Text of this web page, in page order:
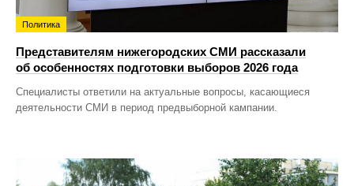
Политика
Представителям нижегородских СМИ рассказали
об особенностях подготовки выборов 2026 года
Специалисты ответили на актуальные вопросы, касающиеся
деятельности СМИ в период предвыборной кампании.